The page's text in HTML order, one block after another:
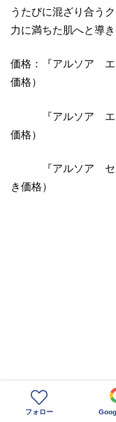
うたびに混ざり合う
力に満ちた肌へと導き
価格：『アルソア
価格）
『アルソア エッ
価格）
『アルソア セル
き価格）
フォロー